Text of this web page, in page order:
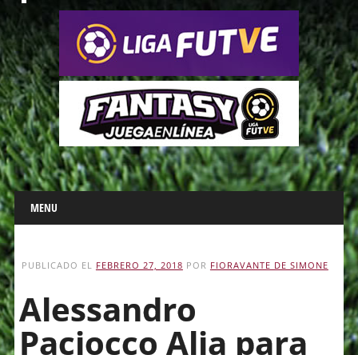
Main menu
Skip
to
content
MENU
PUBLICADO EL FEBRERO 27, 2018 POR FIORAVANTE DE SIMONE
Alessandro
Paciocco Alia para